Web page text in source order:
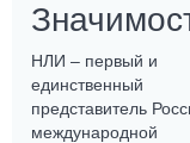
НЛИ – первый и
единственный
представитель
международной